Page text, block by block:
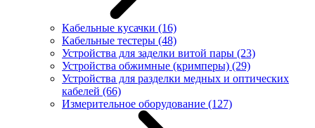
Кабельные кусачки (16)
Кабельные тестеры (48)
Устройства для заделки витой пары (23)
Устройства обжимные (кримперы) (29)
Устройства для разделки медных и оптических
кабелей (66)
Измерительное оборудование (127)